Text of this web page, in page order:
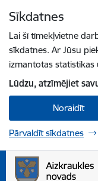
Sīkdatnes
Lai šī tīmekļvietne
sīkdatnes. Ar Jūsu
izmantotas
Lūdzu, atzīmējiet
Noraidīt
Pārvaldīt sīkdatnes